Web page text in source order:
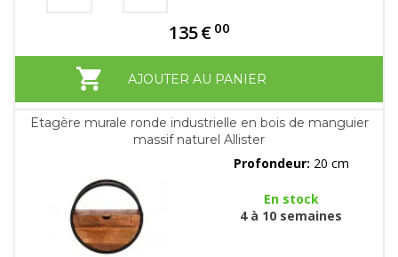
135€ 00
AJOUTER AU PANIER
Etagère murale ronde industrielle en bois de manguier
massif naturel Allister
Profondeur: 20 cm
En stock
4 à 10 semaines